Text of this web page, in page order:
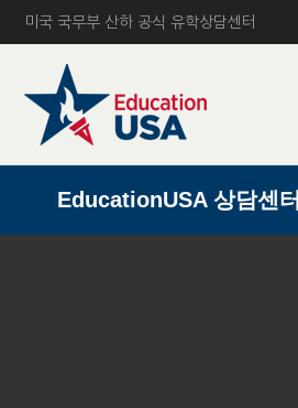
미국 국무부 산하 공식 유학상담센터
EducationUSA 상담센터